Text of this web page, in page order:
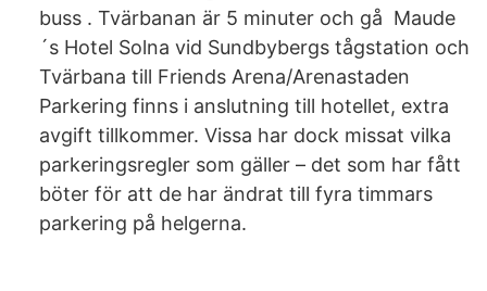
buss . Tvärbanan är 5 minuter och gå Maude
´s Hotel Solna vid Sundbybergs tågstation och
Tvärbana till Friends Arena/Arenastaden
Parkering finns i anslutning till hotellet, extra
avgift tillkommer. Vissa har dock missat vilka
parkeringsregler som gäller – det som har fått
böter för att de har ändrat till fyra timmars
parkering på helgerna.